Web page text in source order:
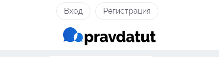
Вход Регистрация